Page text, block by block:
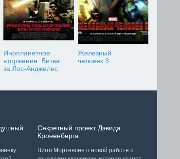
Инопланетное
вторжение: Битва
за Лос-Анджелес
Железный
человек 3
Секретный проект Дэвида
Кроненберга
Вигго Мортенсен о новой работе с